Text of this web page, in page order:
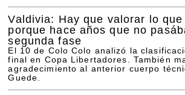
Valdivia: Hay que valorar lo que
porque hace años que no
segunda fase
El 10 de Colo Colo analizó la
final en Copa Libertadores. También
agradecimiento al anterior cuerpo
Guede.